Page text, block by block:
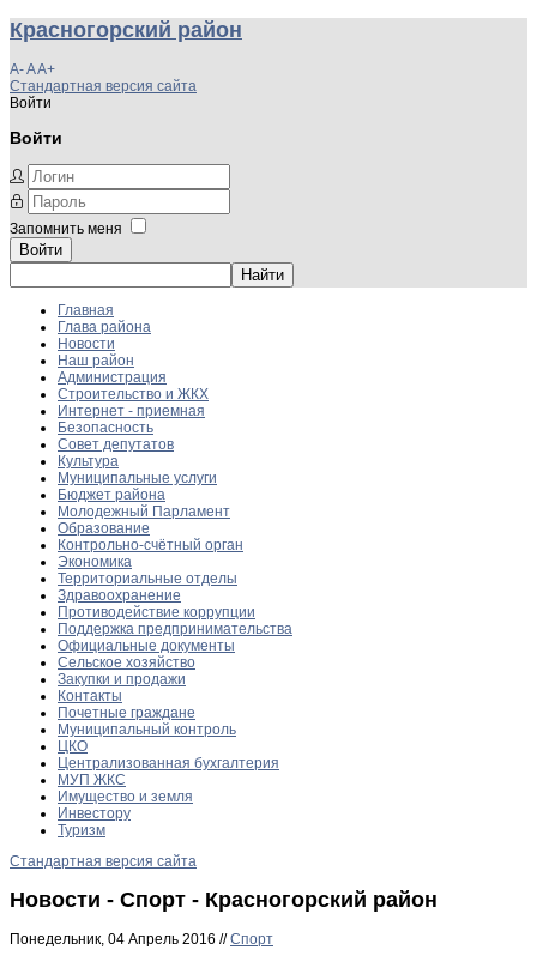
Красногорский район
A-AA+
Стандартная версия сайта
Войти
Войти
Запомнить меня
Войти
Главная
Глава района
Новости
Наш район
Администрация
Строительство и ЖКХ
Интернет - приемная
Безопасность
Совет депутатов
Культура
Муниципальные услуги
Бюджет района
Молодежный Парламент
Образование
Контрольно-счётный орган
Экономика
Территориальные отделы
Здравоохранение
Противодействие коррупции
Поддержка предпринимательства
Официальные документы
Сельское хозяйство
Закупки и продажи
Контакты
Почетные граждане
Муниципальный контроль
ЦКО
Централизованная бухгалтерия
МУП ЖКС
Имущество и земля
Инвестору
Туризм
Стандартная версия сайта
Новости - Спорт - Красногорский район
Понедельник, 04 Апрель 2016 //Спорт